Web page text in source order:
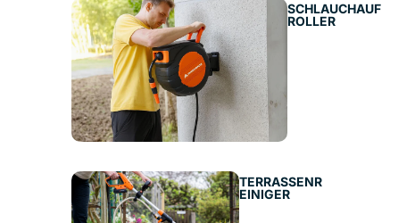
SCHLAUCHAUF
ROLLER
TERRASSENR
EINIGER